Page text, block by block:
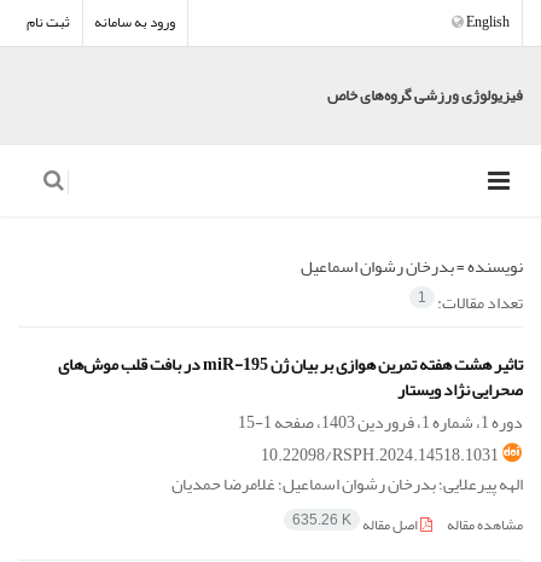
ورود به سامانه ثبت نام English
فیزیولوژی ورزشی گروه‌های خاص
نویسنده =بدرخان رشوان اسماعیل
تعداد مقالات:
1
تاثیر هشت هفته تمرین هوازی بر بیان ژن miR-195 در بافت قلب موش‌های
صحرایی نژاد ویستار
دوره 1، شماره 1، فروردین 1403، صفحه
1-15
10.22098/RSPH.2024.14518.1031
الهه پیرعلایی؛ بدرخان رشوان اسماعیل؛ غلامرضا حمدیان
مشاهده مقاله اصل مقاله 635.26 K